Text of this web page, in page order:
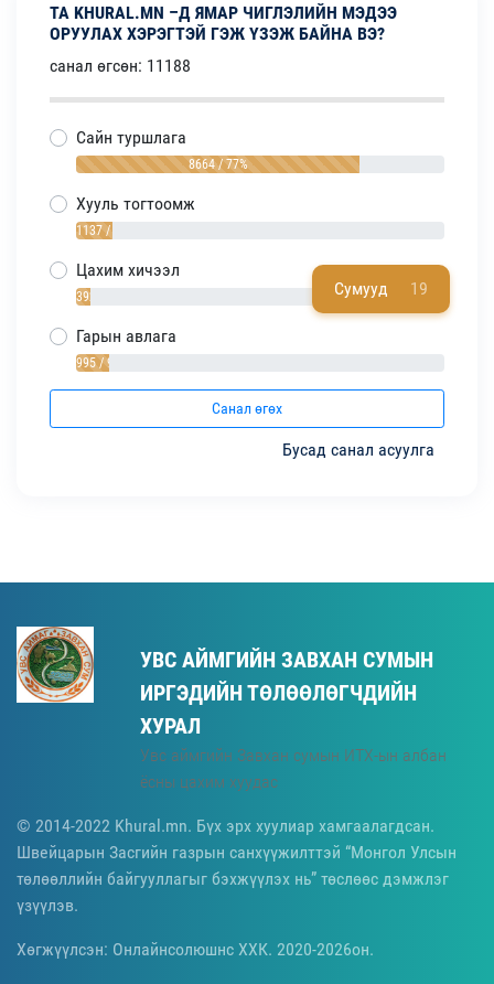
Сумууд 19
ТА KHURAL.MN –Д ЯМАР ЧИГЛЭЛИЙН МЭДЭЭ
ОРУУЛАХ ХЭРЭГТЭЙ ГЭЖ ҮЗЭЖ БАЙНА ВЭ?
санал өгсөн: 11188
Сайн туршлага
8664 / 77%
Хууль тогтоомж
1137 / 10%
Цахим хичээл
392 / 4%
Гарын авлага
995 / 9%
Санал өгөх
Бусад санал асуулга
УВС АЙМГИЙН ЗАВХАН СУМЫН
ИРГЭДИЙН ТӨЛӨӨЛӨГЧДИЙН
ХУРАЛ
Увс аймгийн Завхан сумын ИТХ-ын албан
ёсны цахим хуудас
© 2014-2022 Khural.mn. Бүх эрх хуулиар хамгаалагдсан.
Швейцарын Засгийн газрын санхүүжилттэй “Монгол Улсын
төлөөллийн байгууллагыг бэхжүүлэх нь” төслөөс дэмжлэг
үзүүлэв.
Хөгжүүлсэн: Онлайнсолюшнс ХХК. 2020-2026он.